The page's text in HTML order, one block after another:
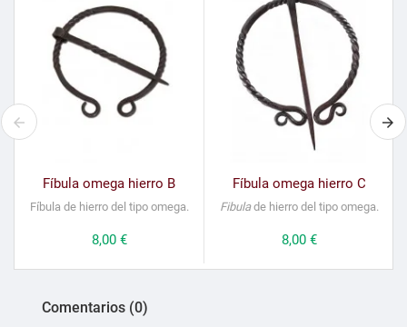
Fíbula omega hierro B
Fíbula de hierro del tipo omega.
Precio
8,00 €
Fíbula omega hierro C
Fibulade hierro del tipo omega.
Precio
8,00 €
Comentarios (0)